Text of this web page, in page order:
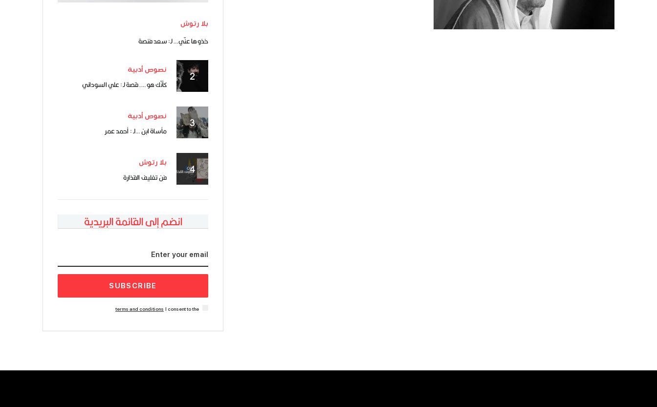
بلا رتوش
خذوها عنّي… لـ: سعد فنصة
نصوص أدبية
كأنّك هو ….قصة لـ: علي السوداني
نصوص أدبية
مأساة ابن …لـ : أحمد عمر
بلا رتوش
فن تغليف القذارة
انضم إلى القائمة البريدية
SUBSCRIBE
I consent to the
terms and conditions